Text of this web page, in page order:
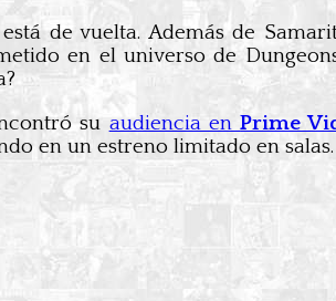
de vuelta. Además de
en el universo de
su audiencia enPrime
en un estreno limitado en